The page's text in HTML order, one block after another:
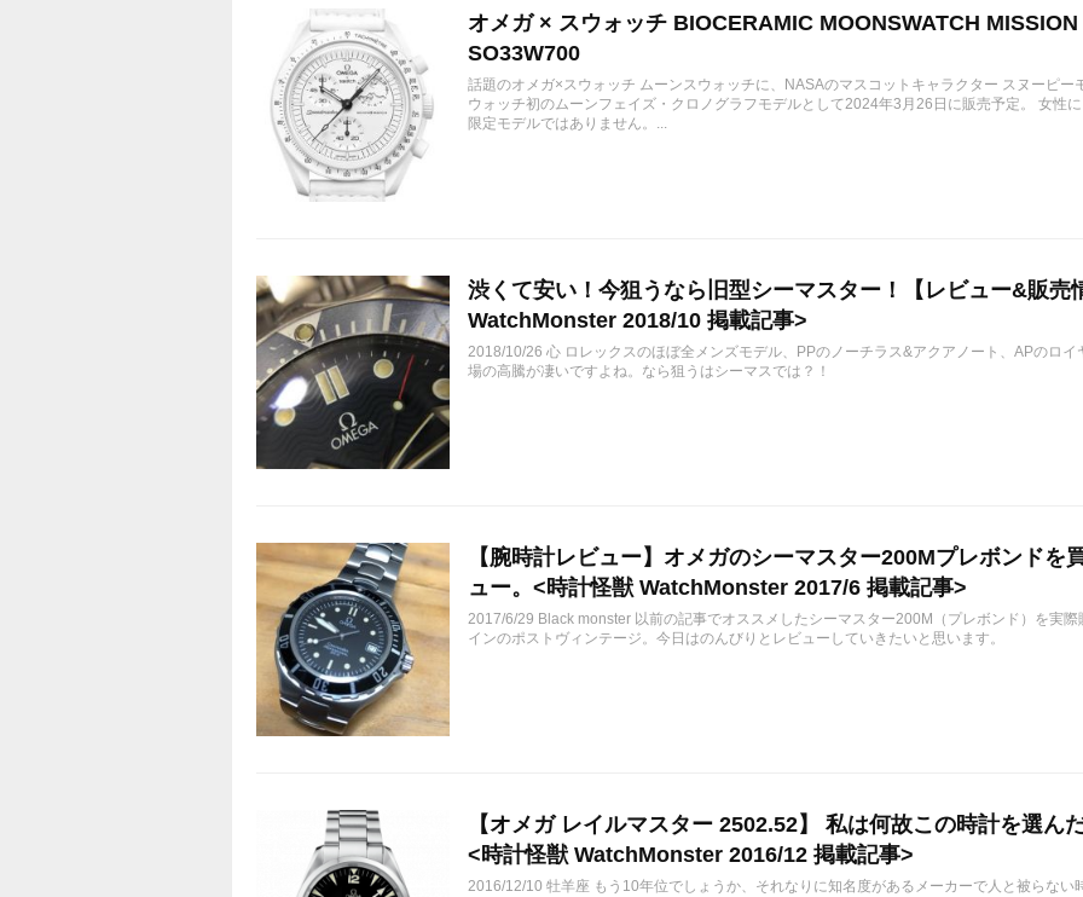
オメガ × スウォッチ BIOCERAMIC MOONSWATCH
SO33W700
話題のオメガ×スウォッチ ムーンスウォッチに、NASAのマスコットキャラクター スヌーピ
ウォッチ初のムーンフェイズ・クロノグラフモデルとして2024年3月26日に販売予定。 女性
限定モデルではありません。...
渋くて安い！今狙うなら旧型シーマスター！【レビュー&販売
WatchMonster 2018/10 掲載記事>
2018/10/26 心 ロレックスのほぼ全メンズモデル、PPのノーチラス&アクアノート、APのロ
場の高騰が凄いですよね。なら狙うはシーマスでは？！
【腕時計レビュー】オメガのシーマスター200Mプレボンドを
ュー。<時計怪獣 WatchMonster 2017/6 掲載記事>
2017/6/29 Black monster 以前の記事でオススメしたシーマスター200M（プレボンド）を実
インのポストヴィンテージ。今日はのんびりとレビューしていきたいと思います。
【オメガ レイルマスター 2502.52】 私は何故この時計を選ん
<時計怪獣 WatchMonster 2016/12 掲載記事>
2016/12/10 牡羊座 もう10年位でしょうか、それなりに知名度があるメーカーで人と被らない